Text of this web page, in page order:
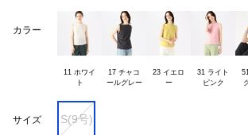
カラー
11 ホワイ
17 チャコ
ールグレー
23 イエロ
ー
31 ライト
サイズ S(9号)